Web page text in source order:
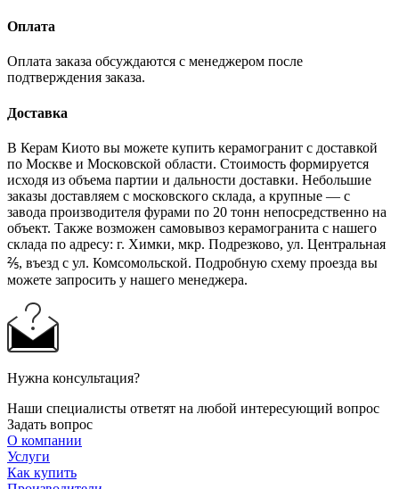
Оплата
Оплата заказа обсуждаются с менеджером после
подтверждения заказа.
Доставка
В Керам Киото вы можете купить керамогранит с доставкой
по Москве и Московской области. Стоимость формируется
исходя из объема партии и дальности доставки. Небольшие
заказы доставляем с московского склада, а крупные — с
завода производителя фурами по 20 тонн непосредственно на
объект. Также возможен самовывоз керамогранита с нашего
склада по адресу: г. Химки, мкр. Подрезково, ул. Центральная
⅖, въезд с ул. Комсомольской. Подробную схему проезда вы
можете запросить у нашего менеджера.
Нужна консультация?
Наши специалисты ответят на любой интересующий вопрос
Задать вопрос
О компании
Услуги
Как купить